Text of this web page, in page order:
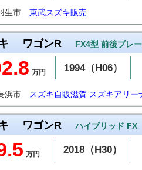
生市 東武スズキ販売
ワゴンR FX4型 前後ブレ
万円 1994（H06）
浜市 スズキ自販滋賀 スズキアリー
ワゴンR ハイブリッド FX
万円 2018（H30）